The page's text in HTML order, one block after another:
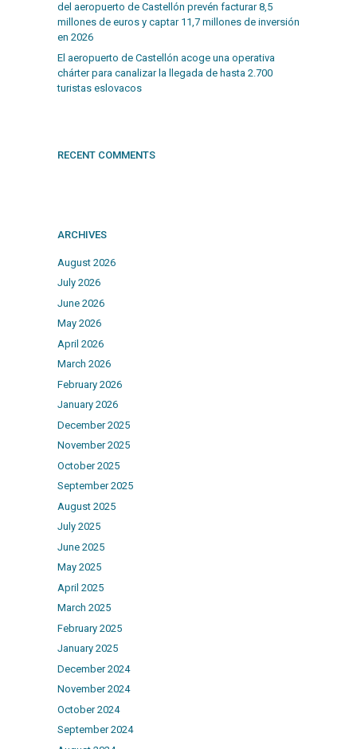
del aeropuerto de Castellón prevén facturar 8,5
millones de euros y captar 11,7 millones de inversión
en 2026
El aeropuerto de Castellón acoge una operativa
chárter para canalizar la llegada de hasta 2.700
turistas eslovacos
RECENT COMMENTS
ARCHIVES
August 2026
July 2026
June 2026
May 2026
April 2026
March 2026
February 2026
January 2026
December 2025
November 2025
October 2025
September 2025
August 2025
July 2025
June 2025
May 2025
April 2025
March 2025
February 2025
January 2025
December 2024
November 2024
October 2024
September 2024